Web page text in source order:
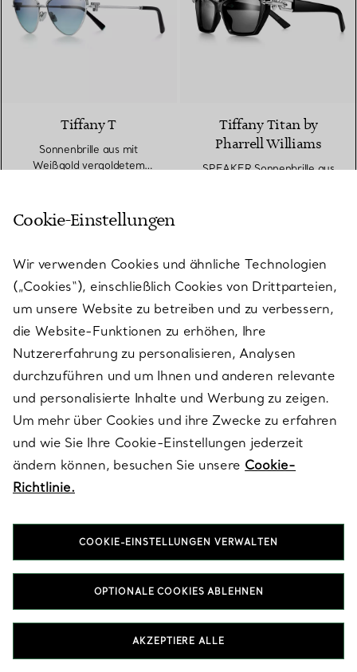
Tiffany T
Sonnenbrille aus mit
Weißgold vergoldetem
Tiffany Titan by
Pharrell Williams
SPEAKER Sonnenbrille aus
Sonnenbrille aus
Tiffany HardWear
Sonnenbrille aus
roségoldfarbenem Metall
Tiffany T
Sonnenbrille aus
MEHR ANSEHEN
Wird angezeigt 1 - 60 von 71
Cookie-Einstellungen
Wir verwenden Cookies und ähnliche Technologien
(„Cookies“), einschließlich Cookies von Drittparteien,
um unsere Website zu betreiben und zu verbessern,
die Website-Funktionen zu erhöhen, Ihre
Nutzererfahrung zu personalisieren, Analysen
durchzuführen und um Ihnen und anderen relevante
und personalisierte Inhalte und Werbung zu zeigen.
Um mehr über Cookies und ihre Zwecke zu erfahren
und wie Sie Ihre Cookie-Einstellungen jederzeit
ändern können, besuchen Sie unsere Cookie-
Richtlinie.
COOKIE-EINSTELLUNGEN VERWALTEN
OPTIONALE COOKIES ABLEHNEN
AKZEPTIERE ALLE